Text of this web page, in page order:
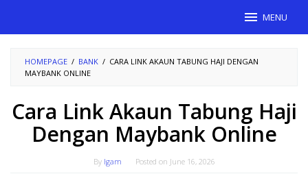
MENU
HOMEPAGE / BANK / CARA LINK AKAUN TABUNG HAJI DENGAN
MAYBANK ONLINE
Cara Link Akaun Tabung Haji
Dengan Maybank Online
By Igam Posted on June 16, 2026